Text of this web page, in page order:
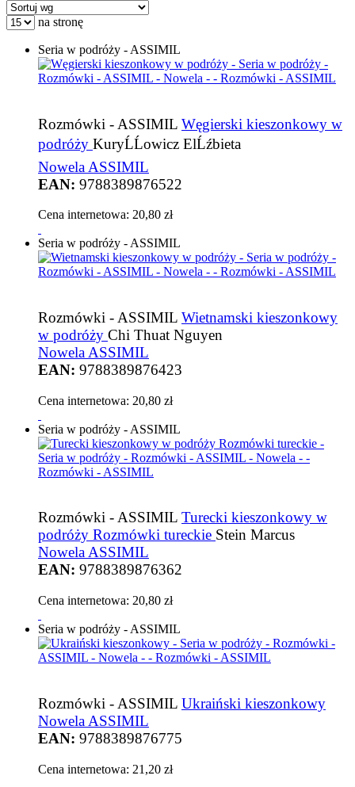
na stronę
Seria w podróży - ASSIMIL
Rozmówki - ASSIMIL Węgierski kieszonkowy w
podróży KuryĹĹowicz ElĹźbieta
Nowela ASSIMIL
EAN: 9788389876522
Cena internetowa: 20,80 zł
Seria w podróży - ASSIMIL
Rozmówki - ASSIMIL Wietnamski kieszonkowy
w podróży Chi Thuat Nguyen
Nowela ASSIMIL
EAN: 9788389876423
Cena internetowa: 20,80 zł
Seria w podróży - ASSIMIL
Rozmówki - ASSIMIL Turecki kieszonkowy w
podróży Rozmówki tureckie Stein Marcus
Nowela ASSIMIL
EAN: 9788389876362
Cena internetowa: 20,80 zł
Seria w podróży - ASSIMIL
Rozmówki - ASSIMIL Ukraiński kieszonkowy
Nowela ASSIMIL
EAN: 9788389876775
Cena internetowa: 21,20 zł